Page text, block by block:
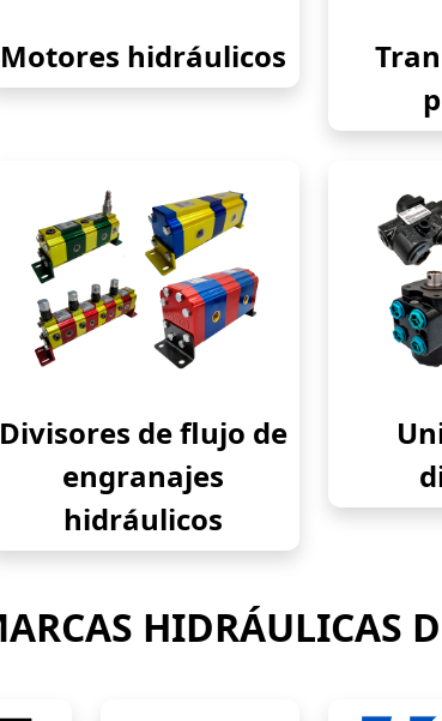
Motores hidráulicos
Divisores de flujo de
engranajes
hidráulicos
HIDRÁULICAS